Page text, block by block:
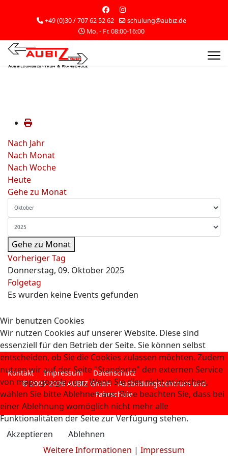
+49 (0)30 / 707 62 52 62
schulung@aubiz.de
Mo. - Fr. 08:00-16:00
Nach Jahr
Nach Monat
Nach Woche
Heute
Gehe zu Monat
Gehe zu Monat
Vorheriger Tag
Donnerstag, 09. Oktober 2025
Folgetag
Es wurden keine Events gefunden
Kontakt Impressum
Datenschutz
© 2009-2026 AUBIZ GmbH - Ausbildungszentrum und
Fahrschule
Wir benutzen Cookies
Wir nutzen Cookies auf unserer Website. Diese sind
essenziell für den Betrieb der Seite. Sie können selbst
entscheiden, ob Sie die Cookies zulassen möchten. Zudem
nutzen wir auf der Seite "Standorte" den externen Service
von maps.google.com. Wenn Sie dies nicht wünschen,
wählen Sie bitte Ablehnen aus. Bitte beachten Sie, dass bei
einer Ablehnung womöglich nicht mehr alle
Funktionalitäten der Seite zur Verfügung stehen.
Akzeptieren
Ablehnen
Weitere Informationen | Impressum